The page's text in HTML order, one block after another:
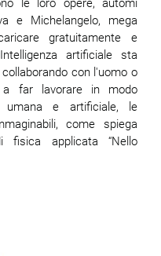
e Michelangelo, mega
gratuitamente e
artificiale sta
con l'uomo o
a far lavorare in modo
umana e artificiale, le
come spiega
fisica applicata “Nello